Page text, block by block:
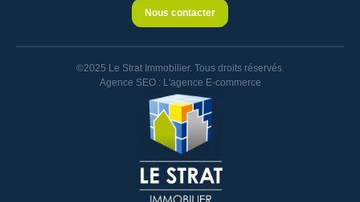
Nous contacter
©2025 Le Strat Immobilier. Tous droits réservés.
Agence SEO : L'agence E-commerce